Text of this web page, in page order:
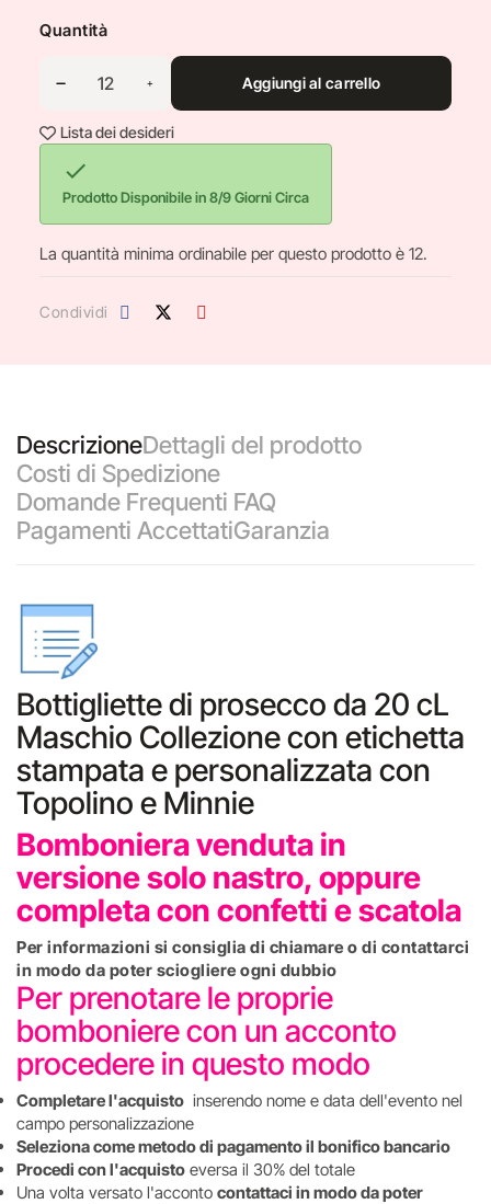
Quantità
Aggiungi al carrello
Lista dei desideri

Prodotto Disponibile in 8/9 Giorni Circa
La quantità minima ordinabile per questo prodotto è 12.
Condividi
DescrizioneDettagli del prodotto
Costi di Spedizione
Domande Frequenti FAQ
Pagamenti AccettatiGaranzia
Bottigliette di prosecco da 20 cL
Maschio Collezione con etichetta
stampata e personalizzata con
Topolino e Minnie
Bomboniera venduta in
versione solo nastro, oppure
completa con confetti e scatola
Per informazioni si consiglia di chiamare o di contattarci
in modo da poter sciogliere ogni dubbio
Per prenotare le proprie
bomboniere con un acconto
procedere in questo modo
Completare l'acquisto inserendo nome e data dell'evento nel
campo personalizzazione
Seleziona come metodo di pagamento il bonifico bancario
Procedi con l'acquisto eversa il 30% del totale
Una volta versato l'acconto contattaci in modo da poter